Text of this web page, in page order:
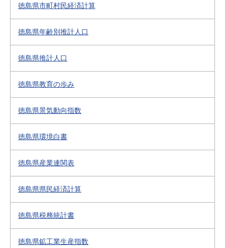
徳島県市町村民経済計算
徳島県年齢別推計人口
徳島県推計人口
徳島県教育の歩み
徳島県景気動向指数
徳島県環境白書
徳島県産業連関表
徳島県県民経済計算
徳島県税務統計書
徳島県鉱工業生産指数